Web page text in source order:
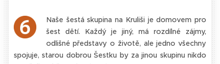
Naše šestá skupina na Kruliši je domovem pro
šest dětí. Každý je jiný, má rozdílné zájmy,
odlišné představy o životě, ale jedno všechny
spojuje, starou dobrou Šestku by za jinou skupinu nikdo